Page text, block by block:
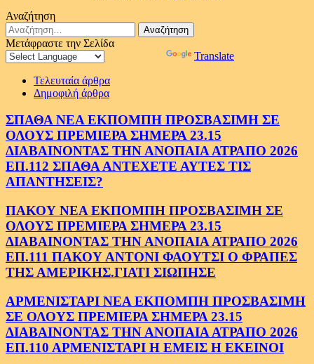
Αναζήτηση
Αναζήτηση
για:
Μετάφραστε την Σελίδα
Translate
Τελευταία άρθρα
Δημοφιλή άρθρα
ΣΠΑΘΑ ΝΕΑ ΕΚΠΟΜΠΗ ΠΡΟΣΒΑΣΙΜΗ ΣΕ
ΟΛΟΥΣ ΠΡΕΜΙΕΡΑ ΣΗΜΕΡΑ 23.15
ΔΙΑΒΑΙΝΟΝΤΑΣ ΤΗΝ ΑΝΟΠΑΙΑ ΑΤΡΑΠΟ 2026
ΕΠ.112 ΣΠΑΘΑ ΑΝΤΕΧΕΤΕ ΑΥΤΕΣ ΤΙΣ
ΑΠΑΝΤΗΣΕΙΣ?
ΠΑΚΟΥ ΝΕΑ ΕΚΠΟΜΠΗ ΠΡΟΣΒΑΣΙΜΗ ΣΕ
ΟΛΟΥΣ ΠΡΕΜΙΕΡΑ ΣΗΜΕΡΑ 23.15
ΔΙΑΒΑΙΝΟΝΤΑΣ ΤΗΝ ΑΝΟΠΑΙΑ ΑΤΡΑΠΟ 2026
ΕΠ.111 ΠΑΚΟΥ ΑΝΤΟΝΙ ΦΑΟΥΤΣΙ Ο ΦΡΑΠΕΣ
ΤΗΣ ΑΜΕΡΙΚΗΣ.ΓΙΑΤΙ ΣΙΩΠΗΣΕ
ΑΡΜΕΝΙΣΤΑΡΙ ΝΕΑ ΕΚΠΟΜΠΗ ΠΡΟΣΒΑΣΙΜΗ
ΣΕ ΟΛΟΥΣ ΠΡΕΜΙΕΡΑ ΣΗΜΕΡΑ 23.15
ΔΙΑΒΑΙΝΟΝΤΑΣ ΤΗΝ ΑΝΟΠΑΙΑ ΑΤΡΑΠΟ 2026
ΕΠ.110 ΑΡΜΕΝΙΣΤΑΡΙ Η ΕΜΕΙΣ Η ΕΚΕΙΝΟΙ